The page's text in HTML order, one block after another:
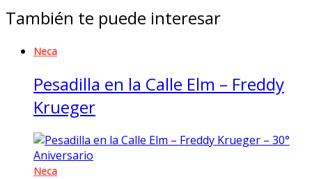
También te puede interesar
Neca
Pesadilla en la Calle Elm – Freddy
Krueger
Neca